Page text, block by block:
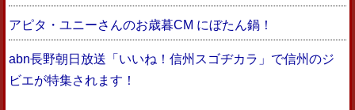
アピタ・ユニーさんのお歳暮CM にぼたん鍋！
abn長野朝日放送「いいね！信州スゴヂカラ」で信州のジ
ビエが特集されます！